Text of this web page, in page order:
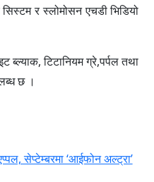
र स्लोमोसन एचडी भिडियो
टिटानियम ग्रे,पर्पल तथा
छ ।